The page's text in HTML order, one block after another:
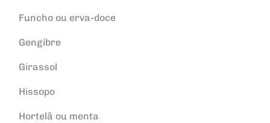
Funcho ou erva-doce
Gengibre
Girassol
Hissopo
Hortelã ou menta